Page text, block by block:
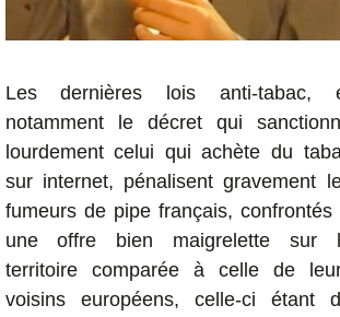
Les dernières lois anti-tabac,
notamment le décret qui
lourdement celui qui achète du
sur internet, pénalisent gravement
fumeurs de pipe français, confrontés
une offre bien maigrelette sur
territoire comparée à celle de
voisins européens, celle-ci étant